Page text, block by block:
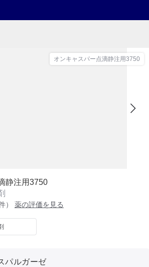
オンキャスパー点滴静注用3750
静注用3750
） 薬の評価を見る
パルガーゼ